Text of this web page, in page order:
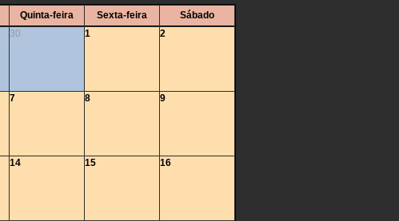
Quinta-feira Sexta-feira Sábado
30 1 2
7 8 9
14 15 16